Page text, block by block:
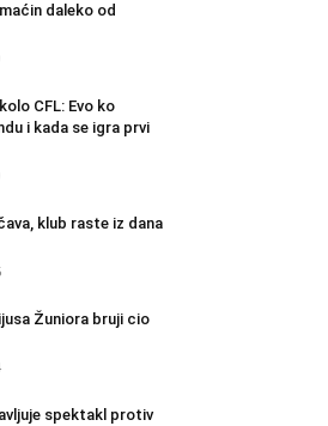
daleko od
CFL: Evo ko
i kada se igra prvi
klub raste iz dana
Žuniora bruji cio
spektakl protiv